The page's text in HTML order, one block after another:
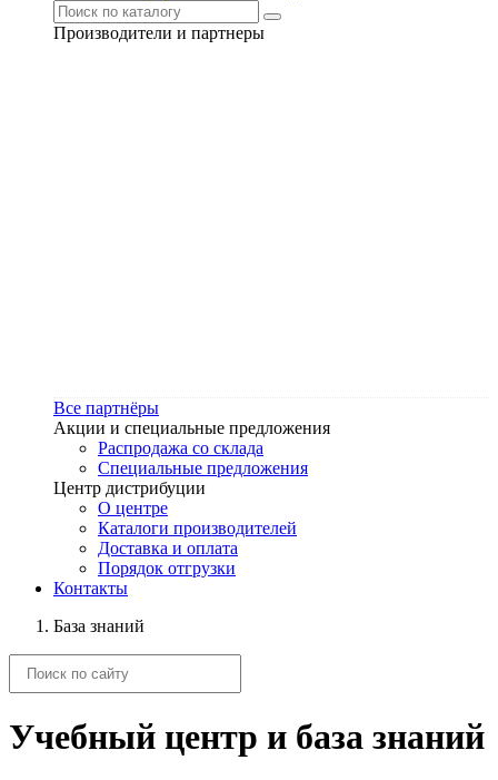
Производители и партнеры
Все партнёры
Акции и специальные предложения
Распродажа со склада
Специальные предложения
Центр дистрибуции
О центре
Каталоги производителей
Доставка и оплата
Порядок отгрузки
Контакты
База знаний
Учебный центр и база знаний